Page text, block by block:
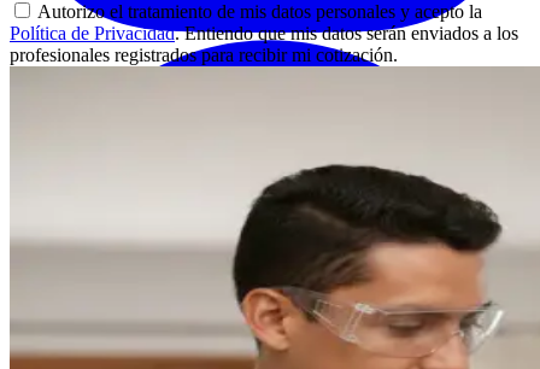
Autorizo el tratamiento de mis datos personales y acepto la
Política de Privacidad. Entiendo que mis datos serán enviados a los
profesionales registrados para recibir mi cotización.